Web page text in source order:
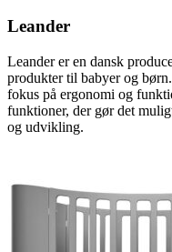
Leander
Leander er en dansk
produkter til babyer og
fokus på ergonomi og
funktioner, der gør det
og udvikling.